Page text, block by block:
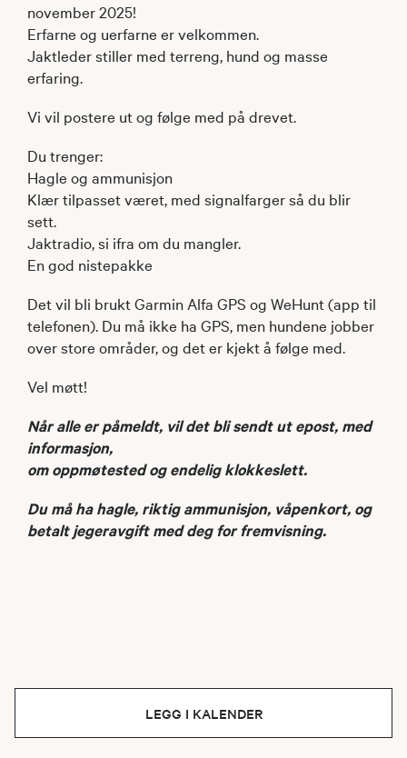
november 2025!
Erfarne og uerfarne er velkommen.
Jaktleder stiller med terreng, hund og masse
erfaring.
Vi vil postere ut og følge med på drevet.
Du trenger:
Hagle og ammunisjon
Klær tilpasset været, med signalfarger så du blir
sett.
Jaktradio, si ifra om du mangler.
En god nistepakke
Det vil bli brukt Garmin Alfa GPS og WeHunt (app til
telefonen). Du må ikke ha GPS, men hundene jobber
over store områder, og det er kjekt å følge med.
Vel møtt!
Når alle er påmeldt, vil det bli sendt ut epost, med
informasjon,
om oppmøtested og endelig klokkeslett.
Du må ha hagle, riktig ammunisjon, våpenkort, og
betalt jegeravgift med deg for fremvisning.
LEGG I KALENDER